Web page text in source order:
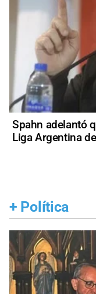
Spahn adelantó
Liga Argentina
+ Política